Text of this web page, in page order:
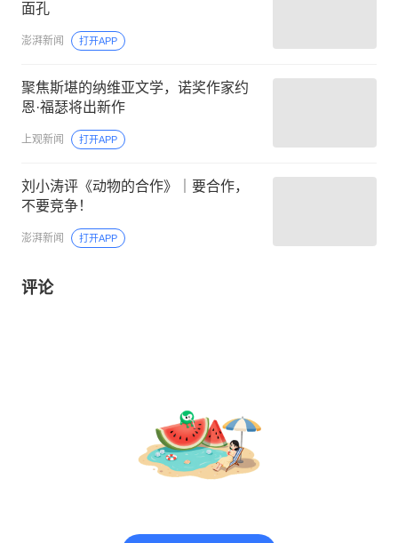
面孔
澎湃新闻 打开APP
聚焦斯堪的纳维亚文学，诺奖作家约
恩·福瑟将出新作
上观新闻 打开APP
刘小涛评《动物的合作》｜要合作，
不要竞争！
澎湃新闻 打开APP
评论